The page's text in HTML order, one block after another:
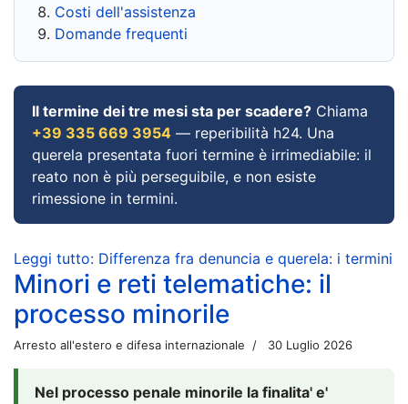
Costi dell'assistenza
Domande frequenti
Il termine dei tre mesi sta per scadere? Chiama
+39 335 669 3954 — reperibilità h24. Una
querela presentata fuori termine è irrimediabile: il
reato non è più perseguibile, e non esiste
rimessione in termini.
Leggi tutto: Differenza fra denuncia e querela: i termini
Minori e reti telematiche: il
processo minorile
Arresto all'estero e difesa internazionale 30 Luglio 2026
Nel processo penale minorile la finalita' e'